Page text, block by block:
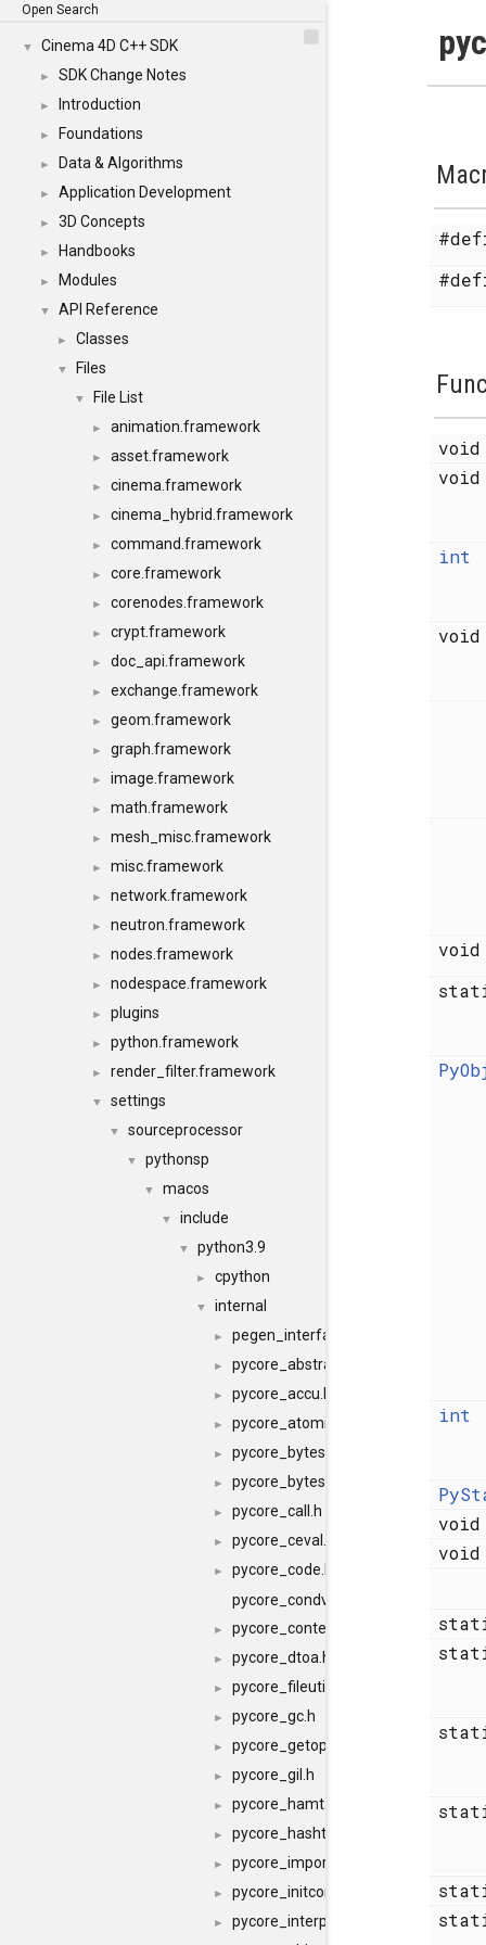
Open Search
▼ Cinema 4D C++ SDK
► SDK Change Notes
► Introduction
► Foundations
► Data & Algorithms
► Application Development
► 3D Concepts
► Handbooks
► Modules
▼ API Reference
► Classes
▼ Files
▼ File List
► animation.framework
► asset.framework
► cinema.framework
► cinema_hybrid.framework
► command.framework
► core.framework
► corenodes.framework
► crypt.framework
► doc_api.framework
► exchange.framework
► geom.framework
► graph.framework
► image.framework
► math.framework
► mesh_misc.framework
► misc.framework
► network.framework
► neutron.framework
► nodes.framework
► nodespace.framework
► plugins
► python.framework
► render_filter.framework
▼ settings
▼ sourceprocessor
▼ pythonsp
▼ macos
▼ include
▼ python3.9
► cpython
▼ internal
► pegen_interface.h
► pycore_abstract.h
► pycore_accu.h
► pycore_atomic.h
► pycore_bytes_methods.h
► pycore_byteswap.h
► pycore_call.h
► pycore_ceval.h
►
pycore_code.h
pycore_condvar.h
► pycore_context.h
► pycore_dtoa.h
► pycore_fileutils.h
► pycore_gc.h
► pycore_getopt.h
► pycore_gil.h
► pycore_hamt.h
► pycore_hashtable.h
► pycore_import.h
► pycore_initconfig.h
►
pycore_interp.h
int
int